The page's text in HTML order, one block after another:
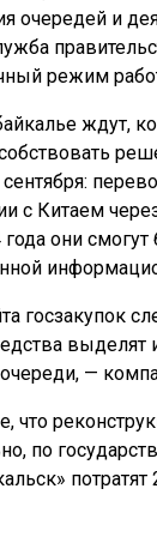
очередей и
режим
ждут,
сентября:
с Китаем
они
госзакупок
—
что
по